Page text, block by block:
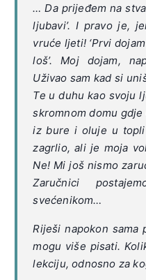
… Da prijeđem na
ljubavi’. I pravo je,
vruće ljeti! ‘Prvi
loš’. Moj dojam,
Uživao sam kad si
Te u duhu kao svoju
skromnom domu
iz bure i oluje u
zagrlio, ali je moja
Ne! Mi još nismo
Zaručnici
svećenikom…
Riješi napokon sama
mogu više pisati.
lekciju, odnosno za